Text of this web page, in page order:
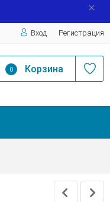
Вход Регистрация
0 Корзина